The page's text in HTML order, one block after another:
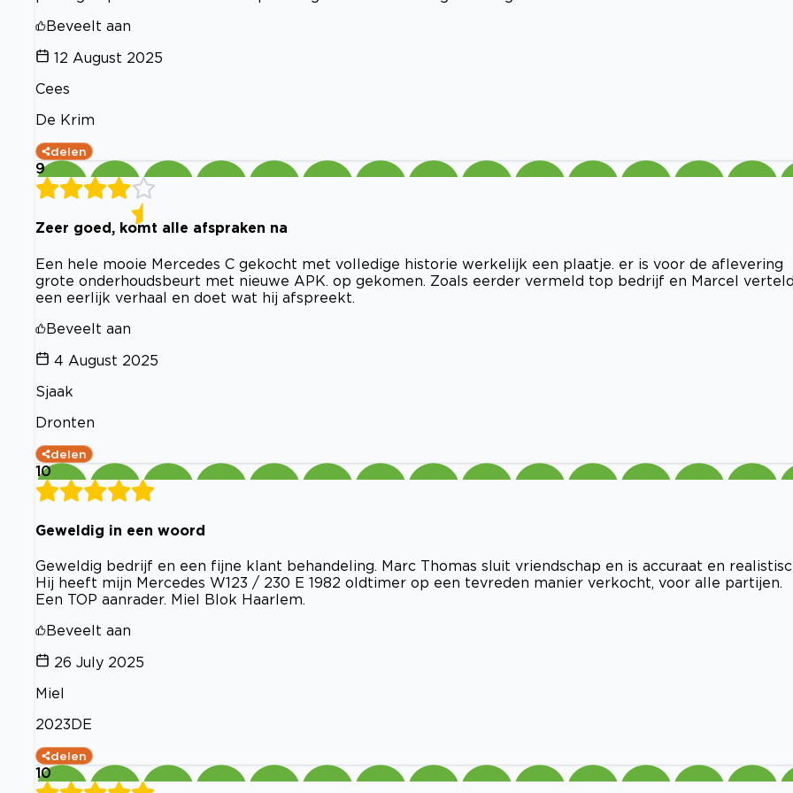
Beveelt aan
12 August 2025
Cees
De Krim
delen
9
Zeer goed, komt alle afspraken na
Een hele mooie Mercedes C gekocht met volledige historie werkelijk een plaatje. er is voor de aflevering
grote onderhoudsbeurt met nieuwe APK. op gekomen. Zoals eerder vermeld top bedrijf en Marcel
een eerlijk verhaal en doet wat hij afspreekt.
Beveelt aan
4 August 2025
Sjaak
Dronten
delen
10
Geweldig in een woord
Geweldig bedrijf en een fijne klant behandeling. Marc Thomas sluit vriendschap en is accuraat en
Hij heeft mijn Mercedes W123 / 230 E 1982 oldtimer op een tevreden manier verkocht, voor alle partijen.
Een TOP aanrader. Miel Blok Haarlem.
Beveelt aan
26 July 2025
Miel
2023DE
delen
10